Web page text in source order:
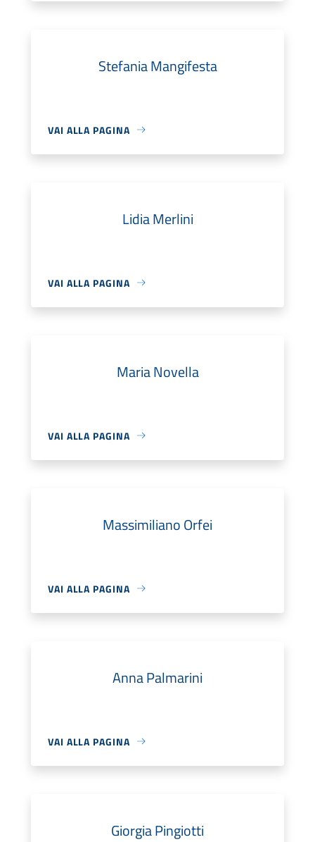
Stefania Mangifesta
VAI ALLA PAGINA
Lidia Merlini
VAI ALLA PAGINA
Maria Novella
VAI ALLA PAGINA
Massimiliano Orfei
VAI ALLA PAGINA
Anna Palmarini
VAI ALLA PAGINA
Giorgia Pingiotti